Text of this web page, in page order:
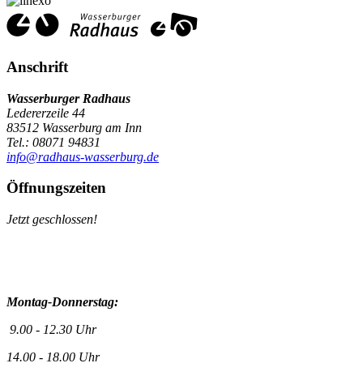
Anschrift
Wasserburger Radhaus
Ledererzeile 44
83512 Wasserburg am Inn
Tel.: 08071 94831
info@radhaus-wasserburg.de
Öffnungszeiten
Jetzt geschlossen!
Montag-Donnerstag:
9.00 - 12.30 Uhr
14.00 - 18.00 Uhr